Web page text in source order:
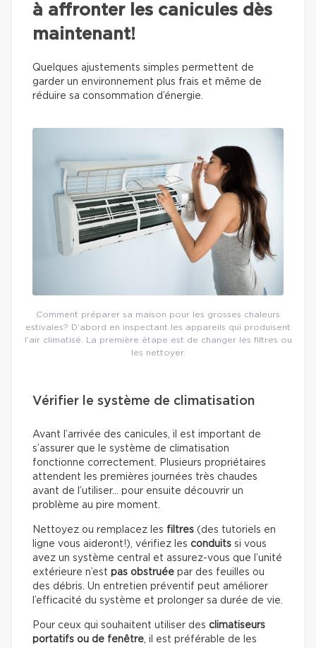
à affronter les canicules dès
maintenant!
Quelques ajustements simples permettent de
garder un environnement plus frais et même de
réduire sa consommation d’énergie.
Comment préparer sa maison pour les grosses chaleurs
estivales? D’abord en inspectant les appareils qui produisent
l’air climatisé. La première étape est de changer les filtres ou
les nettoyer.
Vérifier le système de climatisation
Avant l’arrivée des canicules, il est important de
s’assurer que le système de climatisation
fonctionne correctement. Plusieurs propriétaires
attendent les premières journées très chaudes
avant de l’utiliser… pour ensuite découvrir un
problème au pire moment.
Nettoyez ou remplacez les filtres (des tutoriels en
ligne vous aideront!), vérifiez les conduits si vous
avez un système central et assurez-vous que l’unité
extérieure n’est pas obstruée par des feuilles ou
des débris. Un entretien préventif peut améliorer
l’efficacité du système et prolonger sa durée de vie.
Pour ceux qui souhaitent utiliser des climatiseurs
portatifs ou de fenêtre, il est préférable de les